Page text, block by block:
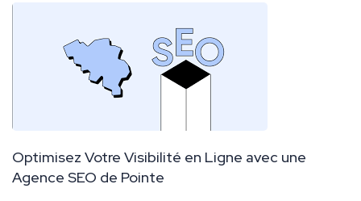
Optimisez Votre Visibilité en Ligne avec une
Agence SEO de Pointe